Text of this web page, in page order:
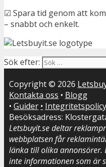
☑ Spara tid genom att
– snabbt och enkelt.
Sök efter:
Copyright © 2026
Kontakta oss • Blogg
• Guider • Integritetspolicy
Besöksadress:
Letsbuyit.se deltar
webbplatsen får
länka till olika annonsörer.
inte informationen som är